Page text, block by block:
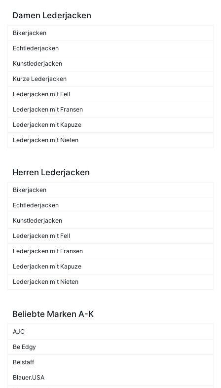
Damen Lederjacken
Bikerjacken
Echtlederjacken
Kunstlederjacken
Kurze Lederjacken
Lederjacken mit Fell
Lederjacken mit Fransen
Lederjacken mit Kapuze
Lederjacken mit Nieten
Herren Lederjacken
Bikerjacken
Echtlederjacken
Kunstlederjacken
Lederjacken mit Fell
Lederjacken mit Fransen
Lederjacken mit Kapuze
Lederjacken mit Nieten
Beliebte Marken A-K
AJC
Be Edgy
Belstaff
Blauer.USA